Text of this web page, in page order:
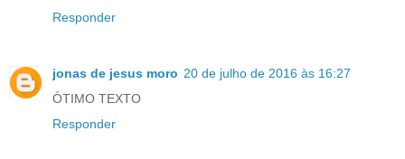
Responder
jonas de jesus moro 20 de julho de 2016 às 16:27
ÓTIMO TEXTO
Responder